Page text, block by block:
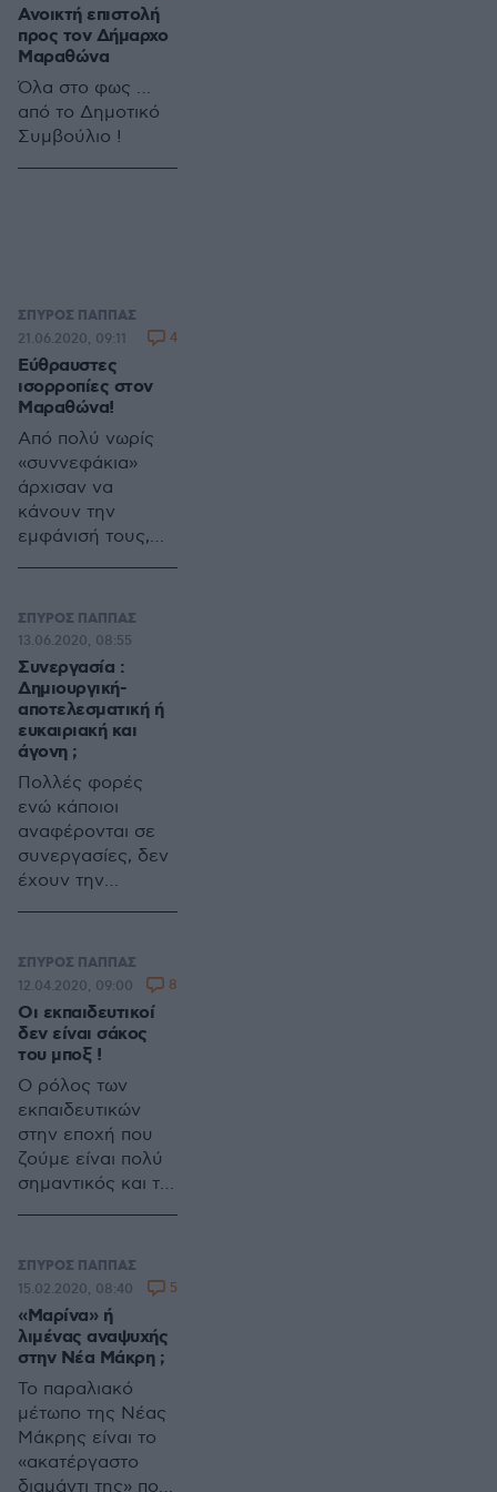
τους, την πολιτική
ζωή του τόπου.
Ανοικτή επιστολή
προς τον Δήμαρχο
Μαραθώνα
Όλα στο φως …
από το Δημοτικό
Συμβούλιο !
ΣΠΥΡΟΣ ΠΑΠΠΑΣ
Εύθραυστες
ισορροπίες στον
Μαραθώνα!
Από πολύ νωρίς
«συννεφάκια»
άρχισαν να
κάνουν την
εμφάνισή τους,
συμμαχικής
Δημοτικής Αρχής
Μαραθώνα ! Τα
«συννεφάκια»
αυτά, ένα χρόνο
μετά τις
Δημοτικές
Εκλογές, αντί να
μειώνονται,
πυκνώνουν
ολοένα και
περισσότερο.
διάσταση
απόψεων μεταξύ
του Δημάρχου και
πρωτοκλασάτων
στελεχών του και
η οριστική ρήξη,
διαγραφή ή
ανεξαρτητοποίηση
κάποιου ή
κάποιων… είναι
μονόδρομος !
Ποιος θα είναι
«αδύναμος
κρίκος» ; Ποιος θα
κάνει την αρχή ;
Θέμα χρόνου
λοιπόν είναι η
ανάφλεξη της
φλόγας που…
σιγοκαίει !
21.06.2020, 09:11 4
ΣΠΥΡΟΣ ΠΑΠΠΑΣ
Συνεργασία :
Δημιουργική-
αποτελεσματική ή
ευκαιριακή και
άγονη ;
Πολλές φορές
ενώ κάποιοι
αναφέρονται σε
συνεργασίες, δεν
έχουν την
σημαίνει !
Συνεργασία
ουσιαστικά
σημαίνει ότι τα
άτομα που
πρόκειται να
συνεργαστούν,
οφείλουν και
πρέπει να
δουλέψουν από
κοινού σαν μια
ομάδα, έχοντας
υλοποίηση των
στόχων και του
οράματός τους.
13.06.2020, 08:55
ΣΠΥΡΟΣ ΠΑΠΠΑΣ
Οι εκπαιδευτικοί
δεν είναι σάκος
του μποξ !
Ο ρόλος των
εκπαιδευτικών
στην εποχή που
ζούμε είναι πολύ
σημαντικός και το
12.04.2020, 09:00 8
ΣΠΥΡΟΣ ΠΑΠΠΑΣ
«Μαρίνα» ή
λιμένας αναψυχής
στην Νέα Μάκρη ;
Το παραλιακό
μέτωπο της Νέας
Μάκρης είναι το
«ακατέργαστο
διαμάντι της» που
15.02.2020, 08:40 5